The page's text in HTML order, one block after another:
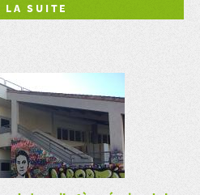
LA SUITE